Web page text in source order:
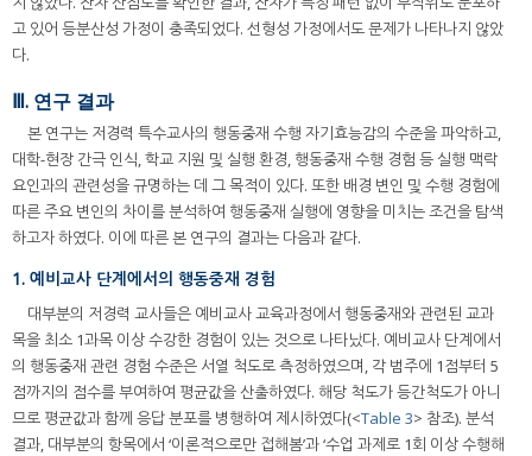
고 있어 등분산성 가정이 충족되었다. 선형성 가정에서도 문제가 나타나지 않았
다.
Ⅲ. 연구 결과
본 연구는 저경력 특수교사의 행동중재 수행 자기효능감의 수준을 파악하고,
대학-현장 간극 인식, 학교 지원 및 실행 환경, 행동중재 수행 경험 등 실행 맥락
요인과의 관련성을 규명하는 데 그 목적이 있다. 또한 배경 변인 및 수행 경험에
따른 주요 변인의 차이를 분석하여 행동중재 실행에 영향을 미치는 조건을 탐색
하고자 하였다. 이에 따른 본 연구의 결과는 다음과 같다.
1. 예비교사 단계에서의 행동중재 경험
대부분의 저경력 교사들은 예비교사 교육과정에서 행동중재와 관련된 교과
목을 최소 1과목 이상 수강한 경험이 있는 것으로 나타났다. 예비교사 단계에서
의 행동중재 관련 경험 수준은 서열 척도로 측정하였으며, 각 범주에 1점부터 5
점까지의 점수를 부여하여 평균값을 산출하였다. 해당 척도가 등간척도가 아니
므로 평균값과 함께 응답 분포를 병행하여 제시하였다(<Table 3> 참조). 분석
결과, 대부분의 항목에서 ‘이론적으로만 접해봄’과 ‘수업 과제로 1회 이상 수행해